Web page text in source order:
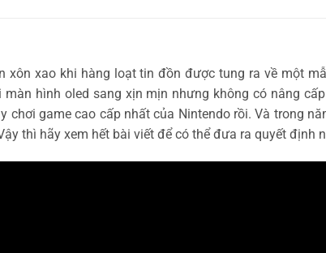
xôn xao khi hàng loạt tin đồn được tung ra về một
hình oled sang xịn mịn nhưng không có nâng
game cao cấp nhất của Nintendo rồi. Và trong
thì hãy xem hết bài viết để có thể đưa ra quyết định